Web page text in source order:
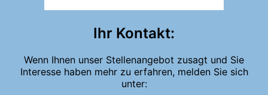
Ihr Kontakt:
Wenn Ihnen unser Stellenangebot zusagt und Sie
Interesse haben mehr zu erfahren, melden Sie sich
unter: